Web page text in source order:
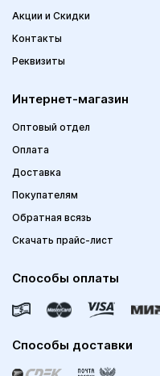
Акции и Скидки
Контакты
Реквизиты
Интернет-магазин
Оптовый отдел
Оплата
Доставка
Покупателям
Обратная всязь
Скачать прайс-лист
Способы оплаты
Способы доставки